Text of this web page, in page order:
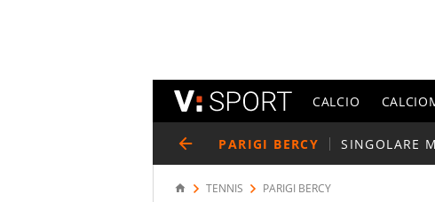
CALCIO
PARIGI BERCY SINGOLARE
TENNIS PARIGI BERCY